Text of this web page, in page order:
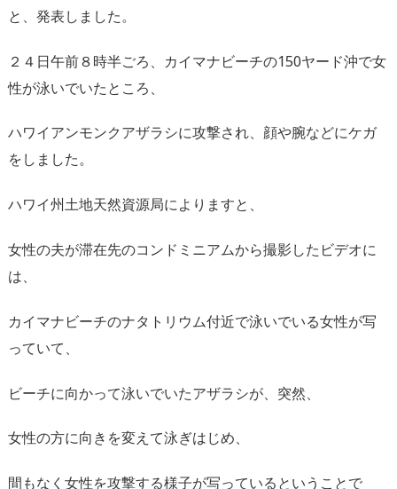
と、発表しました。
２４日午前８時半ごろ、カイマナビーチの150ヤード沖で女
性が泳いでいたところ、
ハワイアンモンクアザラシに攻撃され、顔や腕などにケガ
をしました。
ハワイ州土地天然資源局によりますと、
女性の夫が滞在先のコンドミニアムから撮影したビデオに
は、
カイマナビーチのナタトリウム付近で泳いでいる女性が写
っていて、
ビーチに向かって泳いでいたアザラシが、突然、
女性の方に向きを変えて泳ぎはじめ、
間もなく女性を攻撃する様子が写っているということで